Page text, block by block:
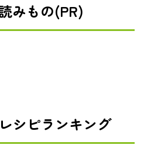
みもの(PR)
シピランキング